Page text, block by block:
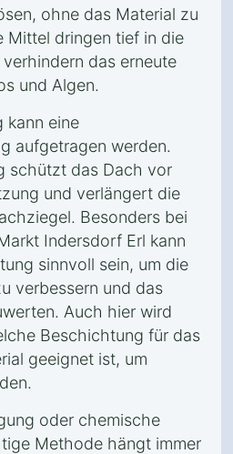
ohne das Material zu
Mittel dringen tief in die
das erneute
und Algen.
kann eine
aufgetragen werden.
schützt das Dach vor
und verlängert die
Besonders bei
Indersdorf Erl kann
sinnvoll sein, um die
verbessern und das
Auch hier wird
Beschichtung für das
geeignet ist, um
oder chemische
Methode hängt immer